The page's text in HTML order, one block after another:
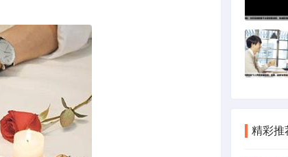
精彩推